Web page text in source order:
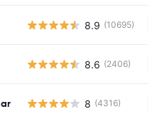
8.9 (10695)
8.6 (2406)
8 (4316)